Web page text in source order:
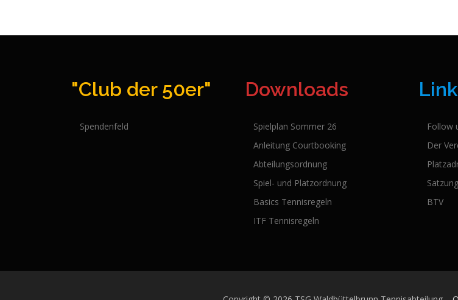
"Club der 50er"
Spendenfeld
Downloads
Spielplan Sommer 26
Anleitung Courtbooking
Abteilungsordnung
Spiel- und Platzordnung
Basics Tennisregeln
ITF Tennisregeln
Follow
Der
BTV